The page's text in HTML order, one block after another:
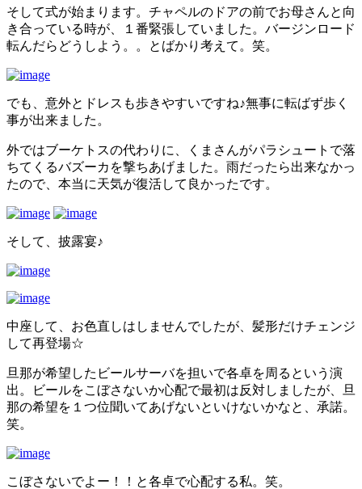
そして式が始まります。チャペルのドアの前でお母さんと向
き合っている時が、１番緊張していました。バージンロード
転んだらどうしよう。。とばかり考えて。笑。
でも、意外とドレスも歩きやすいですね♪無事に転ばず歩く
事が出来ました。
外ではブーケトスの代わりに、くまさんがパラシュートで落
ちてくるバズーカを撃ちあげました。雨だったら出来なかっ
たので、本当に天気が復活して良かったです。
そして、披露宴♪
中座して、お色直しはしませんでしたが、髪形だけチェンジ
して再登場☆
旦那が希望したビールサーバを担いで各卓を周るという演
出。ビールをこぼさないか心配で最初は反対しましたが、旦
那の希望を１つ位聞いてあげないといけないかなと、承諾。
笑。
こぼさないでよー！！と各卓で心配する私。笑。